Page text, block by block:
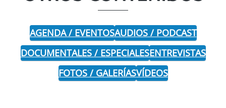
AGENDA / EVENTOSAUDIOS / PODCAST
DOCUMENTALES / ESPECIALESENTREVISTAS
FOTOS / GALERÍASVÍDEOS